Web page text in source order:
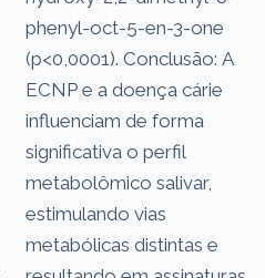
phenyl-oct-5-en-3-one
(p<0,0001). Conclusão: A
ECNP e a doença cárie
influenciam de forma
significativa o perfil
metabolômico salivar,
estimulando vias
metabólicas distintas e